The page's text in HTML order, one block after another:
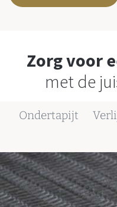
Zorg voor
met de
Ondertapijt